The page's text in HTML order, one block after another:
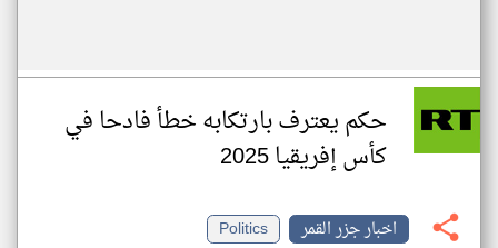
حكم يعترف بارتكابه خطأ فادحا في
كأس إفريقيا 2025
اخبار جزر القمر
Politics